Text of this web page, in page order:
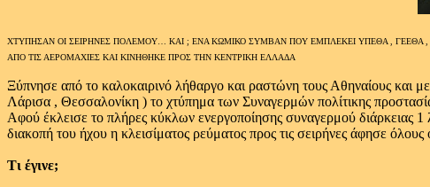
ΧΤΥΠΗΣΑΝ ΟΙ ΣΕΙΡΗΝΕΣ ΠΟΛΕΜΟΥ… ΚΑΙ ; ΕΝΑ ΚΩΜΙΚΟ ΣΥΜΒΑΝ ΠΟΥ ΕΜΠΛΕΚΕΙ ΥΠΕΘΑ , ΓΕΕΘΑ ,
ΑΠΟ ΤΙΣ ΑΕΡΟΜΑΧΙΕΣ ΚΑΙ ΚΙΝΗΘΗΚΕ ΠΡΟΣ ΤΗΝ ΚΕΝΤΡΙΚΗ ΕΛΛΑΔΑ
Ξύπνησε από το καλοκαιρινό λήθαργο και ραστώνη τους Αθηναίους και
Λάρισα , Θεσσαλονίκη ) το χτύπημα των Συναγερμών πολίτικης
Αφού έκλεισε το πλήρες κύκλων ενεργοποίησης συναγερμού διάρκειας
διακοπή του ήχου η κλεισίματος ρεύματος προς τις σειρήνες άφησε
Τι έγινε;